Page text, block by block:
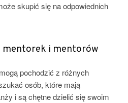
skupić się na odpowiednich
mentorek i mentorów
pochodzić z różnych
osób, które mają
i są chętne dzielić się swoim